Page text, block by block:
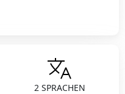
2 SPRACHEN